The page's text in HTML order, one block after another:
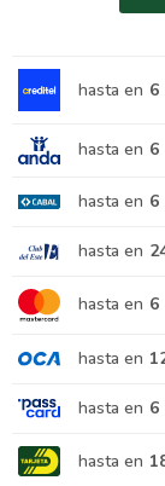
hasta en 6
hasta en 6
hasta en 6
hasta en
hasta en 6
hasta en
hasta en 6
hasta en